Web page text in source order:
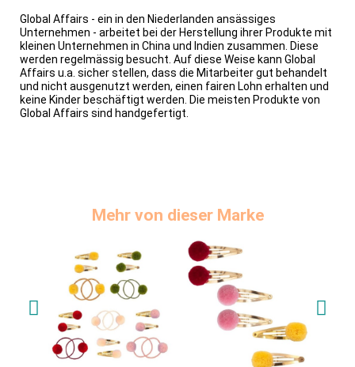
Global Affairs - ein in den Niederlanden ansässiges
Unternehmen - arbeitet bei der Herstellung ihrer Produkte mit
kleinen Unternehmen in China und Indien zusammen. Diese
werden regelmässig besucht. Auf diese Weise kann Global
Affairs u.a. sicher stellen, dass die Mitarbeiter gut behandelt
und nicht ausgenutzt werden, einen fairen Lohn erhalten und
keine Kinder beschäftigt werden. Die meisten Produkte von
Global Affairs sind handgefertigt.
Mehr von dieser Marke